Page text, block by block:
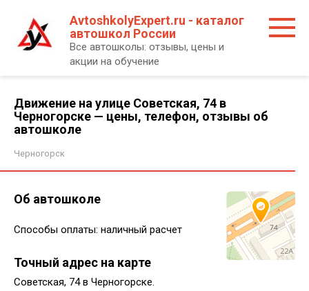
контенту
AvtoshkolyExpert.ru - каталог
автошкол России
Все автошколы: отзывы, цены и
акции на обучение
Движение на улице Советская, 74 в
Черногорске — цены, телефон, отзывы об
автошколе
Черногорск
Об автошколе
Способы оплаты: наличный расчет
Точный адрес на карте
Советская, 74 в Черногорске.